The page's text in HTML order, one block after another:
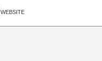
WEBSITE